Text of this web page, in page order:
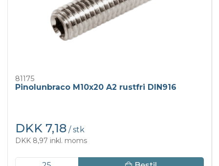
81175
Pinolunbraco M10x20 A2 rustfri DIN916
DKK 7,18 / stk
DKK 8,97 inkl. moms